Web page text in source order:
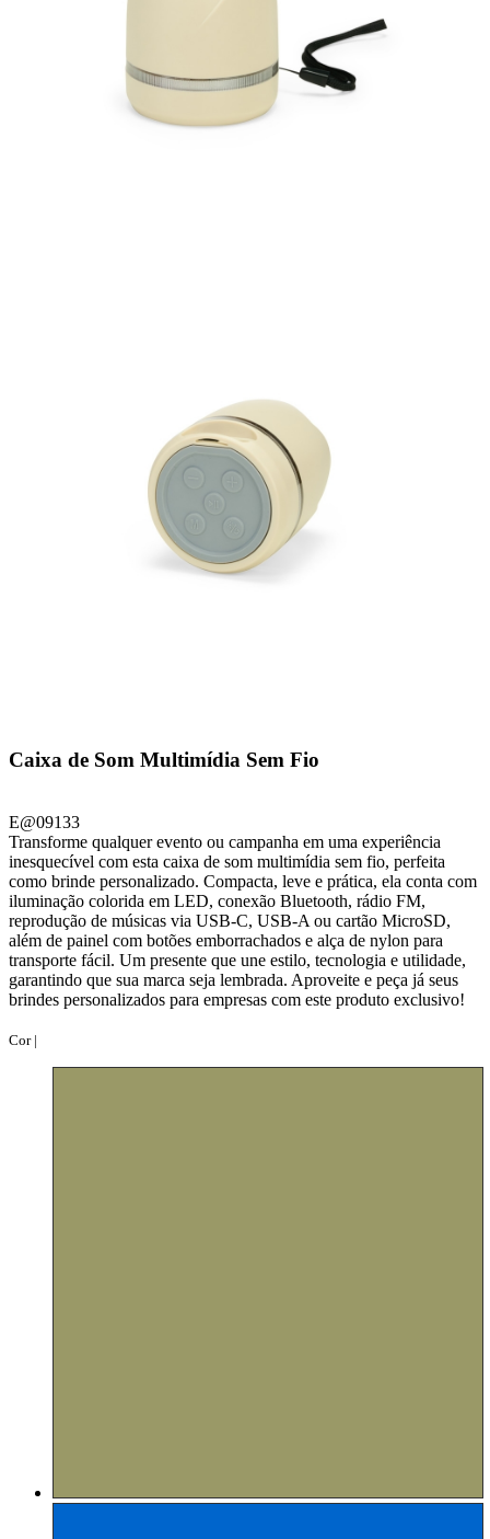
Caixa de Som Multimídia Sem Fio
E@09133
Transforme qualquer evento ou campanha em uma experiência
inesquecível com esta caixa de som multimídia sem fio, perfeita
como brinde personalizado. Compacta, leve e prática, ela conta com
iluminação colorida em LED, conexão Bluetooth, rádio FM,
reprodução de músicas via USB-C, USB-A ou cartão MicroSD,
além de painel com botões emborrachados e alça de nylon para
transporte fácil. Um presente que une estilo, tecnologia e utilidade,
garantindo que sua marca seja lembrada. Aproveite e peça já seus
brindes personalizados para empresas com este produto exclusivo!
Cor |